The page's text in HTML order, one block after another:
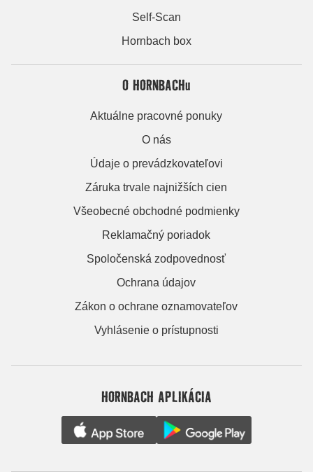
Self-Scan
Hornbach box
O HORNBACHu
Aktuálne pracovné ponuky
O nás
Údaje o prevádzkovateľovi
Záruka trvale najnižších cien
Všeobecné obchodné podmienky
Reklamačný poriadok
Spoločenská zodpovednosť
Ochrana údajov
Zákon o ochrane oznamovateľov
Vyhlásenie o prístupnosti
HORNBACH APLIKÁCIA